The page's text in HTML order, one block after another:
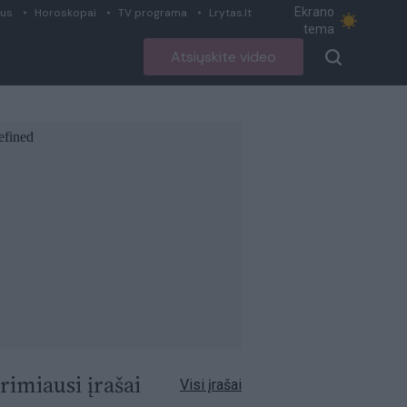
Horoskopai TV programa Lrytas.lt
Ekrano
tema
Atsiųskite video
įrašai Visi įrašai